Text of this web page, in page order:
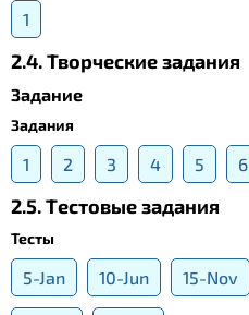
1
2.4. Творческие задания
Задание
Задания
1 2 3 4 5 6
2.5. Tестовые задания
Тесты
5-Jan 10-Jun 15-Nov